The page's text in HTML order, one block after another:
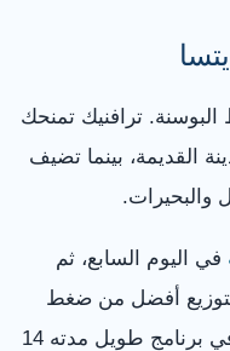
ترافنيك تمنحك
القديمة، بينما تضيف
والبحيرات.
في اليوم السابع، ثم
أفضل من ضغط
المدينتين في ساعات قليلة، خاصة في برنامج طويل مدته 14